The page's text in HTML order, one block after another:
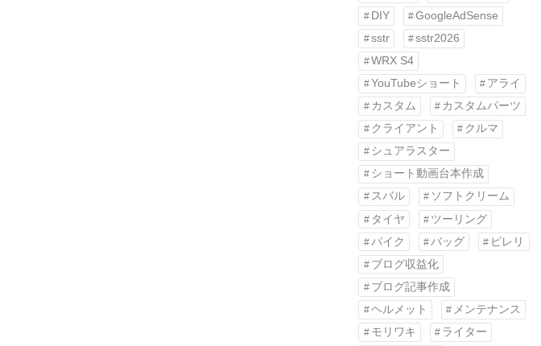
DIY
GoogleAdSense
sstr
sstr2026
WRX S4
YouTubeショート
アライ
カスタム
カスタムパーツ
クライアント
クルマ
シュアラスター
ショート動画台本作成
スバル
ソフトクリーム
タイヤ
ツーリング
バイク
バッグ
ピレリ
ブログ収益化
ブログ記事作成
ヘルメット
メンテナンス
モリワキ
ライター